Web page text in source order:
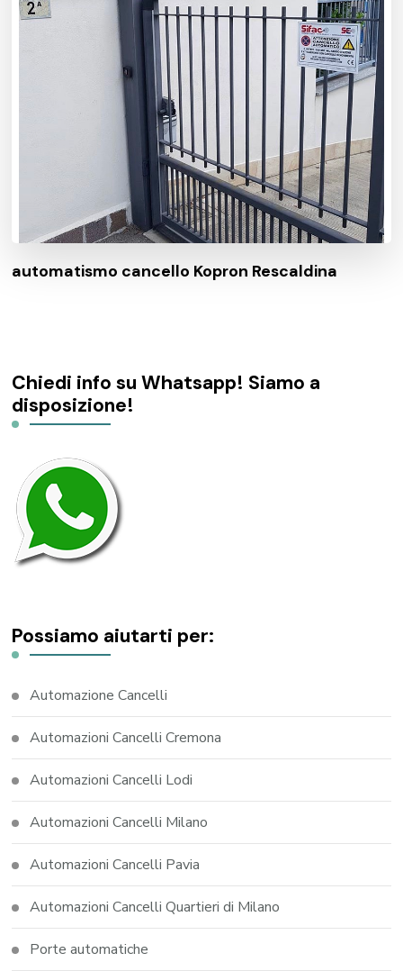
automatismo cancello Kopron Rescaldina
Chiedi info su Whatsapp! Siamo a
disposizione!
Possiamo aiutarti per:
Automazione Cancelli
Automazioni Cancelli Cremona
Automazioni Cancelli Lodi
Automazioni Cancelli Milano
Automazioni Cancelli Pavia
Automazioni Cancelli Quartieri di Milano
Porte automatiche